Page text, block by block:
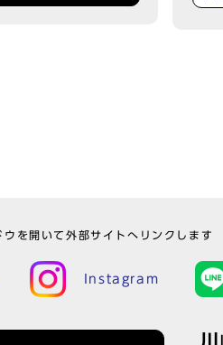
を開いて外部サイトへリンクします
Instagram